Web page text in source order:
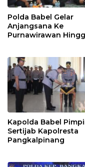
Polda Babel Gelar
Anjangsana Ke
Purnawirawan
Kapolda Babel
Sertijab Kapolresta
Pangkalpinang